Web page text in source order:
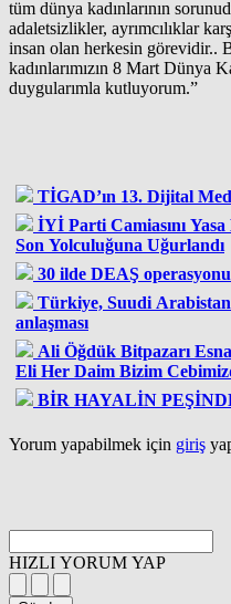
tüm dünya kadınlarının
adaletsizlikler, ayrımcılıklar
insan olan herkesin görevidir..
kadınlarımızın 8 Mart Dünya
duygularımla kutluyorum.”
TİGAD’ın 13. Dijital
İYİ Parti Camiasını
Son Yolculuğuna Uğurlandı
30 ilde DEAŞ
Türkiye, Suudi
anlaşması
Ali Öğdük Bitpazarı
Eli Her Daim Bizim
BİR HAYALİN
Yorum yapabilmek için giriş
HIZLI YORUM YAP